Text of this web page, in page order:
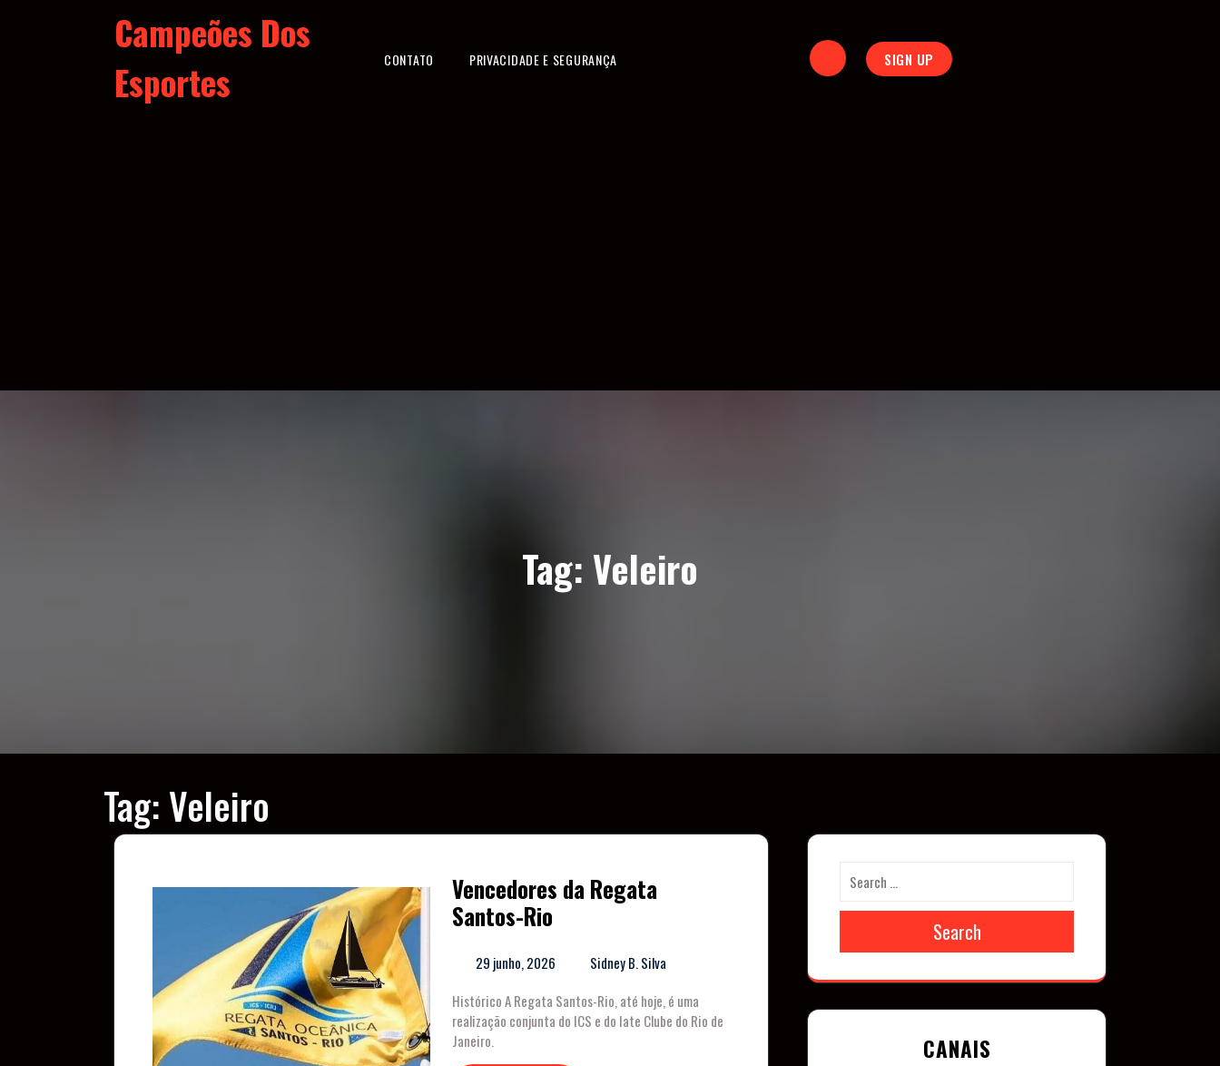
Campeões Dos
Esportes
CONTATO PRIVACIDADE E SEGURANÇA SIGN UP
Tag: Veleiro
Tag: Veleiro
Vencedores da Regata
Santos-Rio
29 junho, 2026
Sidney B. Silva
Histórico A Regata Santos-Rio, até hoje, é uma
realização conjunta do ICS e do Iate Clube do Rio de
Janeiro.
Search
CANAIS